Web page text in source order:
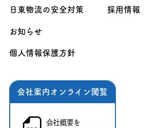
日東物流の安全対策
お知らせ
個人情報保護方針
採用情報
会社案内オンライン閲覧
会社概要を